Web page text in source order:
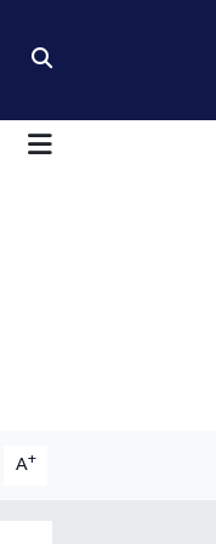
A+